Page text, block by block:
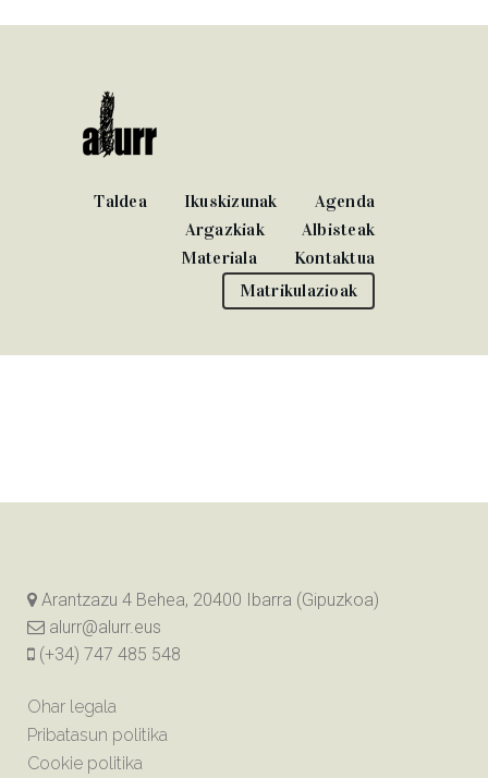
Taldea Ikuskizunak
Agenda
Argazkiak
Albisteak
Materiala
Kontaktua
Matrikulazioak
Arantzazu 4 Behea, 20400 Ibarra (Gipuzkoa)
alurr@alurr.eus
(+34) 747 485 548
Ohar legala
Pribatasun politika
Cookie politika